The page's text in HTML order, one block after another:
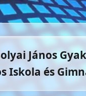
János
Iskola és